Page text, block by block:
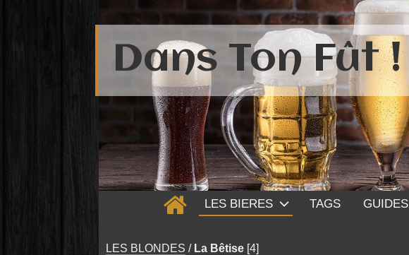
Dans Ton Fût !
LES BIERES TAGS GUIDES
LES BLONDES / La Bêtise [4]